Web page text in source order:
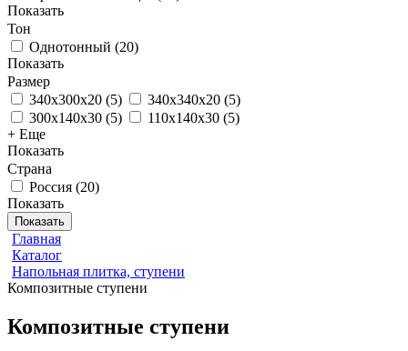
Показать
Тон
Однотонный (20)
Показать
Размер
340х300х20 (5) 340х340х20 (5)
300х140х30 (5) 110х140х30 (5)
+ Еще
Показать
Страна
Россия (20)
Показать
Показать
Главная
Каталог
Напольная плитка, ступени
Композитные ступени
Композитные ступени